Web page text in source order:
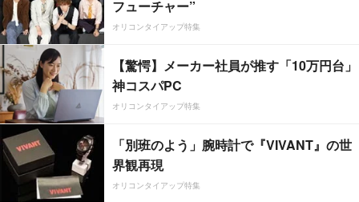
フューチャー”
オリコンタイアップ特集
【驚愕】メーカー社員が推す「10万円台」
神コスパPC
オリコンタイアップ特集
「別班のよう」腕時計で『VIVANT』の世
界観再現
オリコンタイアップ特集